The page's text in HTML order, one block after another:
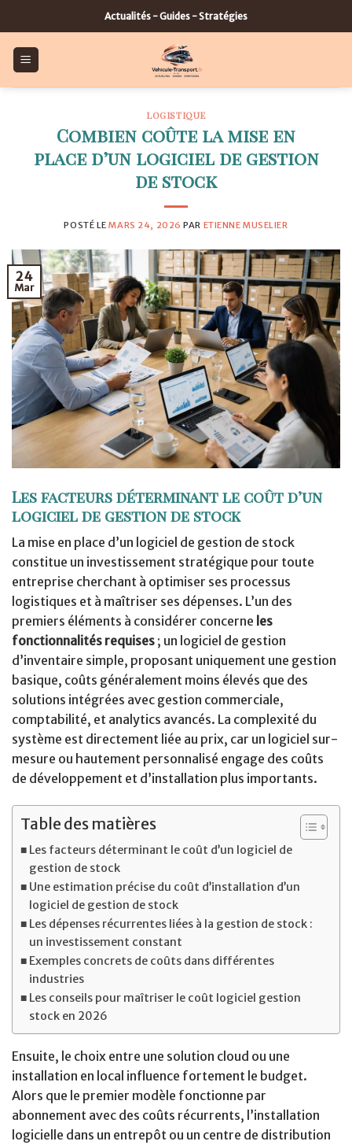
to
content
Actualités - Guides - Stratégies
LOGISTIQUE
Combien coûte la mise en
place d’un logiciel de gestion
de stock
POSTÉ LEMARS 24, 2026 PAR ETIENNE MUSELIER
24
Mar
Les facteurs déterminant le coût d’un
logiciel de gestion de stock
La mise en place d’un logiciel de gestion de stock
constitue un investissement stratégique pour toute
entreprise cherchant à optimiser ses processus
logistiques et à maîtriser ses dépenses. L’un des
premiers éléments à considérer concerne les
fonctionnalités requises ; un logiciel de gestion
d’inventaire simple, proposant uniquement une gestion
basique, coûts généralement moins élevés que des
solutions intégrées avec gestion commerciale,
comptabilité, et analytics avancés. La complexité du
système est directement liée au prix, car un logiciel sur-
mesure ou hautement personnalisé engage des coûts
de développement et d’installation plus importants.
Table des matières
Les facteurs déterminant le coût d’un logiciel de
gestion de stock
Une estimation précise du coût d’installation d’un
logiciel de gestion de stock
Les dépenses récurrentes liées à la gestion de stock :
un investissement constant
Exemples concrets de coûts dans différentes
industries
Les conseils pour maîtriser le coût logiciel gestion
stock en 2026
Ensuite, le choix entre une solution cloud ou une
installation en local influence fortement le budget.
Alors que le premier modèle fonctionne par
abonnement avec des coûts récurrents, l’installation
logicielle dans un entrepôt ou un centre de distribution